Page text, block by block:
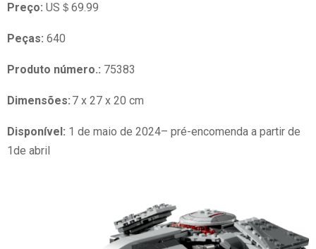
Preço: US＄69.99
Peças: 640
Produto número.: 75383
Dimensões: 7 x 27 x 20 cm
Disponível: 1 de maio de 2024– pré-encomenda a partir de
1de abril